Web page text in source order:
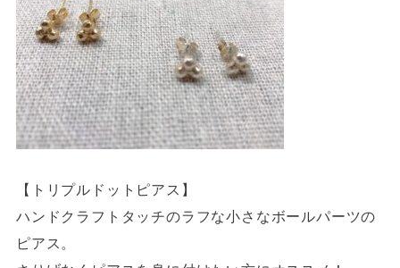
【トリプルドットピアス】
ハンドクラフトタッチのラフな小さなボールパーツの
ピアス。